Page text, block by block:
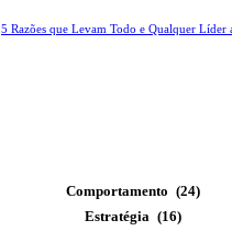
5 Razões que Levam Todo e Qualquer Líder
Comportamento (24)
Estratégia (16)